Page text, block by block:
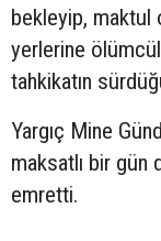
bekleyip, maktul
yerlerine
tahkikatın
Yargıç Mine
maksatlı bir gün
emretti.